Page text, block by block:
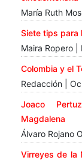
María Ruth
Siete tips para
Maira Ropero |
Colombia y el
Redacción |
Joaco
Magdalena
Álvaro Rojano
Virreyes de la